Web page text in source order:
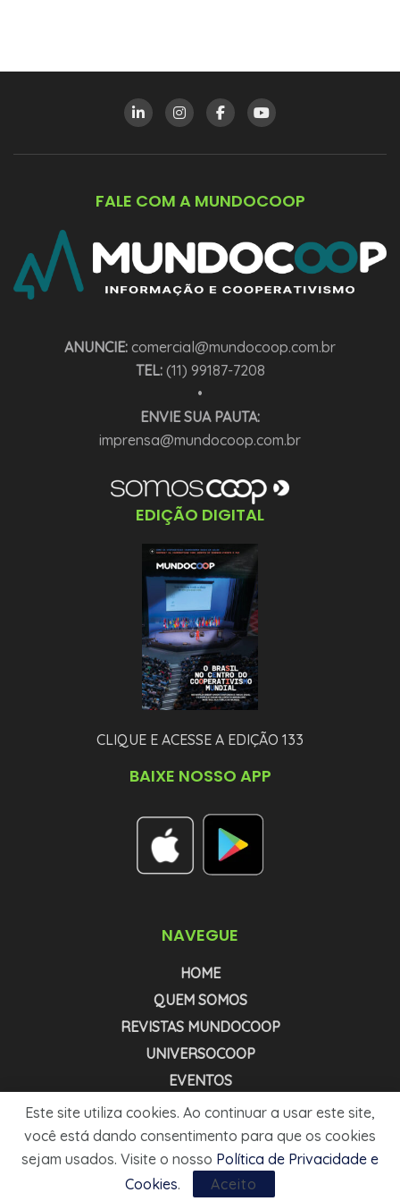
FALE COM A MUNDOCOOP
ANUNCIE: comercial@mundocoop.com.br
TEL:(11) 99187-7208
•
ENVIE SUA PAUTA:
imprensa@mundocoop.com.br
EDIÇÃO DIGITAL
CLIQUE E ACESSE A EDIÇÃO 133
BAIXE NOSSO APP
NAVEGUE
HOME
QUEM SOMOS
REVISTAS MUNDOCOOP
UNIVERSOCOOP
EVENTOS
NEWSLETTER COOPNEWS
NEWSLETTER AGRONEWS
MÍDIA KIT
Este site utiliza cookies. Ao continuar a usar este site,
você está dando consentimento para que os cookies
sejam usados. Visite o nosso Política de Privacidade e
Cookies. Aceito